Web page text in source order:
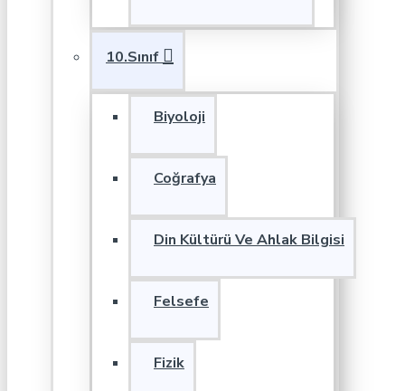
10.Sınıf
Biyoloji
Coğrafya
Din Kültürü Ve Ahlak Bilgisi
Felsefe
Fizik